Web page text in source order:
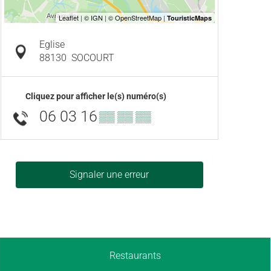
Eglise
88130 SOCOURT
Cliquez pour afficher le(s) numéro(s)
06 03 16▒▒ ▒▒ ▒▒
Signaler une erreur
Restaurants